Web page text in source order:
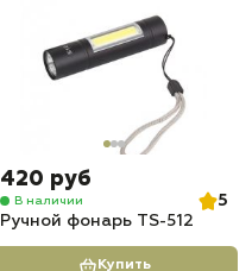
420 руб
В наличии
5
Ручной фонарь TS-512
Купить